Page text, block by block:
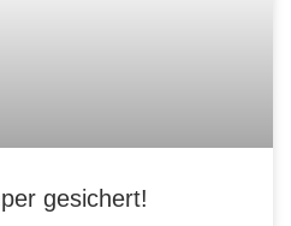
gesichert!